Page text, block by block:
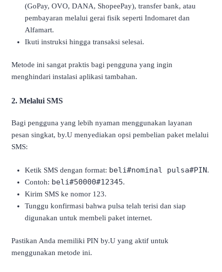
(GoPay, OVO, DANA, ShopeePay), transfer bank, atau
pembayaran melalui gerai fisik seperti Indomaret dan
Alfamart.
Ikuti instruksi hingga transaksi selesai.
Metode ini sangat praktis bagi pengguna yang ingin
menghindari instalasi aplikasi tambahan.
2. Melalui SMS
Bagi pengguna yang lebih nyaman menggunakan layanan
pesan singkat, by.U menyediakan opsi pembelian paket melalui
SMS:
Ketik SMS dengan format: beli#nominal pulsa#PIN.
Contoh: beli#50000#12345.
Kirim SMS ke nomor 123.
Tunggu konfirmasi bahwa pulsa telah terisi dan siap
digunakan untuk membeli paket internet.
Pastikan Anda memiliki PIN by.U yang aktif untuk
menggunakan metode ini.